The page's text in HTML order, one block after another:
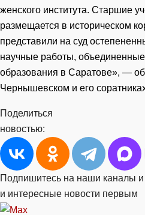
женского института. Старшие
размещается в историческом
представили на суд
научные работы,
образования в Саратове», — об
Чернышевском и его
Поделиться
новостью:
Подпишитесь на наши каналы
и интересные новости первым